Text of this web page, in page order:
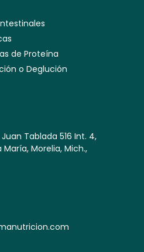
de Proteína
o Deglución
Juan Tablada 516 Int. 4,
Morelia, Mich.,